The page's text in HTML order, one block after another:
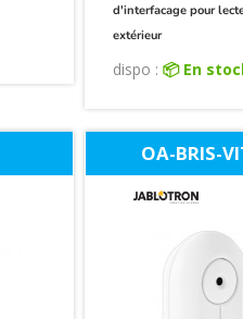
d'interfacage pour
extérieur
dispo : 📦 En
OA-BRIS-